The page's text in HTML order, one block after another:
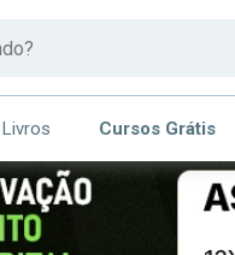
Livros Cursos Grátis